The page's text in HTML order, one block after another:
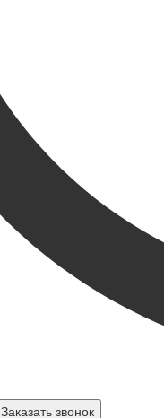
Заказать звонок